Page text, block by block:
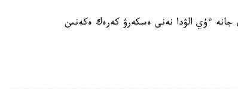
ءۇي الۋدا نەنى ەسكەرۋ كەرەك ەكەنىن